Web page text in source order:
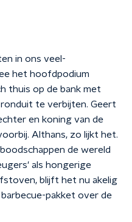
in ons veel-
het hoofdpodium
thuis op de bank met
te verbijten. Geert
en koning van de
Althans, zo lijkt het.
de wereld
als hongerige
blijft het nu akelig
pakket over de